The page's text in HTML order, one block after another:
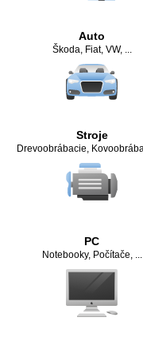
Auto
Škoda, Fiat, VW, ...
Stroje
Drevoobrábacie,
PC
Notebooky, Počítače, ...